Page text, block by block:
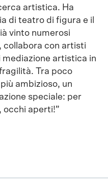
artistica. Ha
di teatro di figura e il
vinto numerosi
collabora con artisti
artistica in
Tra poco
ambizioso, un
speciale: per
occhi aperti!”